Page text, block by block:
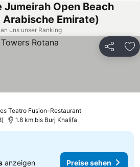
Jumeirah Open Beach
Emirate)
uns unser Ranking
Teilen
Teatro Fusion-Restaurant
1.8 km bis Burj Khalifa
anzeigen Preise sehen